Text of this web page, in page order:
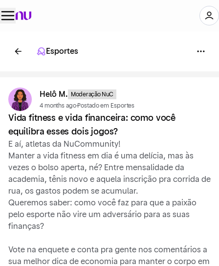
Esportes
Helô M.
Moderação NuC
4 months ago·Postado em Esportes
Vida fitness e vida financeira: como você
equilibra esses dois jogos?
E aí, atletas da NuCommunity!
Manter a vida fitness em dia é uma delícia, mas às
vezes o bolso aperta, né? Entre mensalidade da
academia, tênis novo e aquela inscrição pra corrida de
rua, os gastos podem se acumular.
Queremos saber: como você faz para que a paixão
pelo esporte não vire um adversário para as suas
finanças?
Vote na enquete e conta pra gente nos comentários a
sua melhor dica de economia para manter o corpo em